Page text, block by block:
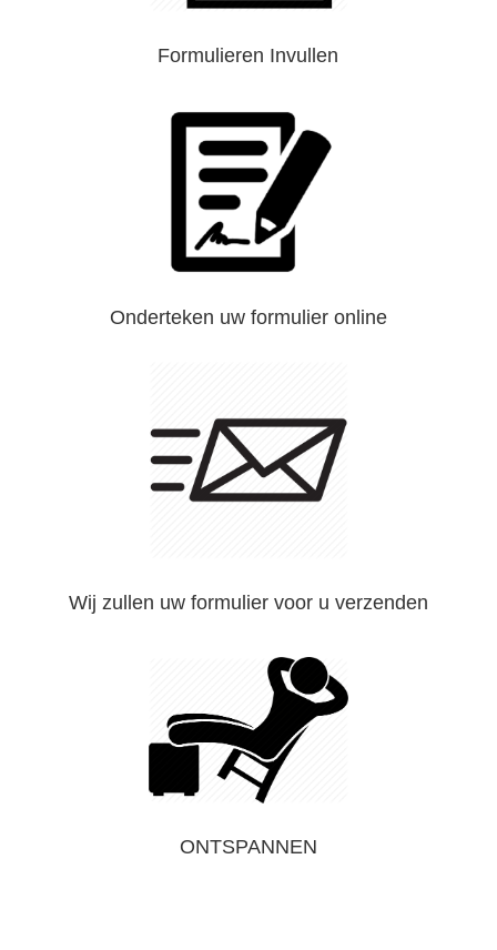
Formulieren Invullen
Onderteken uw formulier online
Wij zullen uw formulier voor u verzenden
ONTSPANNEN